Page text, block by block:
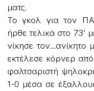
ματς.
Το γκολ για τον
ήρθε τελικά στο 73'
νίκησε τον...ανίκητο
εκτέλεσε κόρνερ
φαλτσαριστή
1-0 μέσα σε